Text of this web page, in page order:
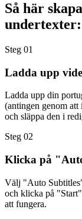
Så här
undertexter:
Steg 01
Ladda upp
Ladda upp din
(antingen genom att
och släppa den i
Steg 02
Klicka på
Välj "Auto
och klicka på
att fungera.